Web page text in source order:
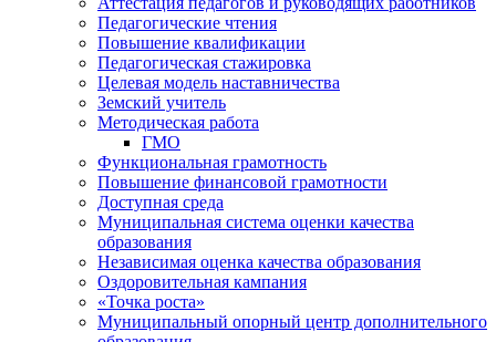
Педагогические чтения
Повышение квалификации
Педагогическая стажировка
Целевая модель наставничества
Земский учитель
Методическая работа
ГМО
Функциональная грамотность
Повышение финансовой грамотности
Доступная среда
Муниципальная система оценки качества
образования
Независимая оценка качества образования
Оздоровительная кампания
«Точка роста»
Муниципальный опорный центр дополнительного